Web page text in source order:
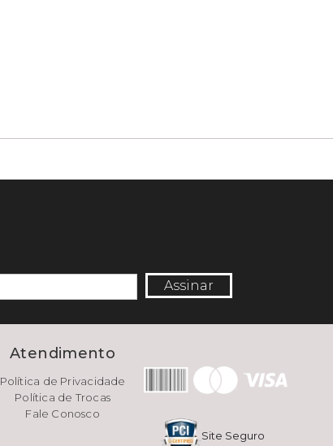
Assinar
Atendimento
Política de Privacidade
Política de Trocas
Fale Conosco
Site Seguro